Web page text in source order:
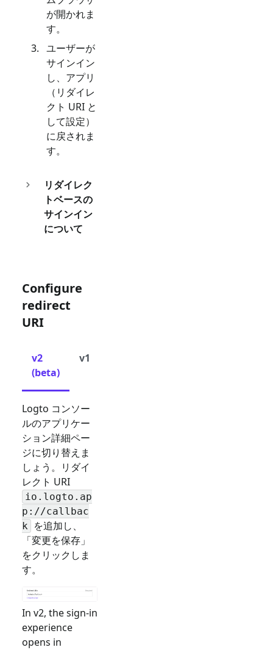
が開かれま
す。
ユーザーが
サインイン
し、アプリ
（リダイレ
クト URI と
して設定）
に戻されま
す。
リダイレク
トベースの
サインイン
について
Configure
redirect
URI
v2
(beta)
v1
Logto コンソー
ルのアプリケー
ション詳細ペー
ジに切り替えま
しょう。リダイ
レクト URI
io.logto.ap
p://callbac
k を追加し、
「変更を保存」
をクリックしま
す。
In v2, the sign-in
experience
opens in